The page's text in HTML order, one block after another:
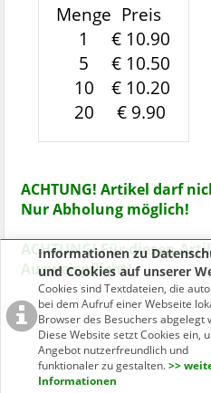
Informationen zu
und Cookies auf unserer
Cookies sind Textdateien, die
bei dem Aufruf einer Webseite
Browser des Besuchers abgelegt
Diese Website setzt Cookies ein,
Angebot nutzerfreundlich und
funktionaler zu gestalten.>>
Informationen
Menge Preis
1
€ 10.90
5
€ 10.50
10
€ 10.20
20
€ 9.90
ACHTUNG! Artikel darf
Nur Abholung möglich!
ACHTUNG! Für diesen
Ausweispflicht!